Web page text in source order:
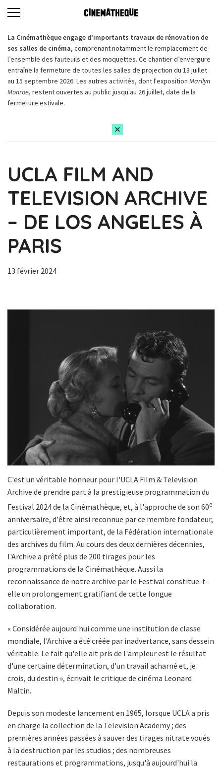
La Cinémathèque engage d’importants travaux de rénovation de
ses salles de cinéma, comprenant notamment le remplacement de
l’ensemble des fauteuils et des moquettes. Ce chantier d’envergure
entraîne la fermeture de toutes les salles de projection du 13 juillet
au 15 septembre 2026. Les autres activités, dont l'exposition Marilyn
Monroe, restent ouvertes au public jusqu'au 26 juillet, date de la
fermeture estivale.
UCLA FILM AND
TELEVISION ARCHIVE
– DE LOS ANGELES À
PARIS
13 février 2024
C'est un véritable honneur pour l'UCLA Film & Television
Archive de prendre part à la prestigieuse programmation du
Festival 2024 de la Cinémathèque, et, à l'approche de son 60e
anniversaire, d'être ainsi reconnue par ce membre fondateur,
particulièrement important, de la Fédération internationale
des archives du film. Au cours des deux dernières décennies,
l'Archive a prêté plus de 200 tirages pour les
programmations de la Cinémathèque. Aussi la
reconnaissance de notre archive par le Festival constitue-t-
elle un prolongement gratifiant de cette longue
collaboration.
« Considérée aujourd'hui comme une institution de classe
mondiale, l'Archive a été créée par inadvertance, sans dessein
véritable. Le fait qu'elle ait pris de l'ampleur est le résultat
d'une certaine détermination, d'un travail acharné et, je
crois, du destin », écrivait le critique de cinéma Leonard
Maltin.
Depuis son modeste lancement en 1965, lorsque UCLA a pris
en charge la collection de la Television Academy ; des
premières années passées à sauver des tirages nitrate voués
à la destruction par les studios ; des nombreuses
restaurations et programmations, jusqu'à aujourd'hui la